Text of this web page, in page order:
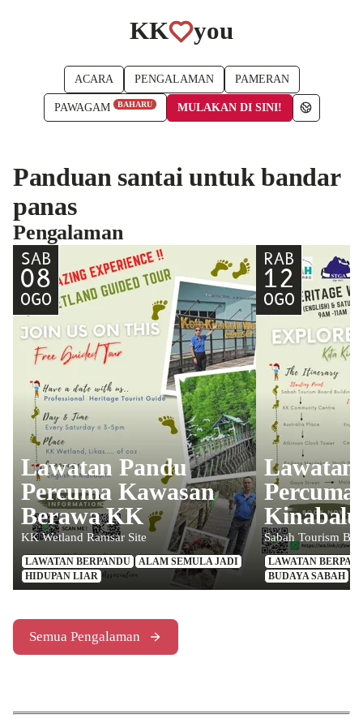
KK you
ACARA PENGALAMAN PAMERAN
PAWAGAM BAHARU MULAKAN DI SINI!
Panduan santai untuk bandar
panas
Pengalaman
SAB
08
OGO
Lawatan Pandu
Percuma Kawasan
Berawa KK
KK Wetland Ramsar Site
LAWATAN BERPANDU
ALAM SEMULA JADI
HIDUPAN LIAR
RAB
12
OGO
Kinabalu
Sabah Tourism
LAWATAN
BUDAYA SABAH
Semua Pengalaman